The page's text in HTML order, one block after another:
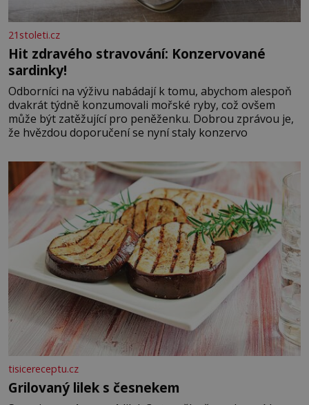
21stoleti.cz
Hit zdravého stravování: Konzervované
sardinky!
Odborníci na výživu nabádají k tomu, abychom alespoň
dvakrát týdně konzumovali mořské ryby, což ovšem
může být zatěžující pro peněženku. Dobrou zprávou je,
že hvězdou doporučení se nyní staly konzervo
tisicereceptu.cz
Grilovaný lilek s česnekem